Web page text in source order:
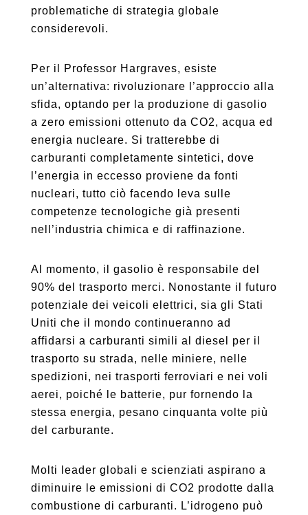
problematiche di strategia globale
considerevoli.
Per il Professor Hargraves, esiste
un’alternativa: rivoluzionare l’approccio alla
sfida, optando per la produzione di gasolio
a zero emissioni ottenuto da CO2, acqua ed
energia nucleare. Si tratterebbe di
carburanti completamente sintetici, dove
l’energia in eccesso proviene da fonti
nucleari, tutto ciò facendo leva sulle
competenze tecnologiche già presenti
nell’industria chimica e di raffinazione.
Al momento, il gasolio è responsabile del
90% del trasporto merci. Nonostante il futuro
potenziale dei veicoli elettrici, sia gli Stati
Uniti che il mondo continueranno ad
affidarsi a carburanti simili al diesel per il
trasporto su strada, nelle miniere, nelle
spedizioni, nei trasporti ferroviari e nei voli
aerei, poiché le batterie, pur fornendo la
stessa energia, pesano cinquanta volte più
del carburante.
Molti leader globali e scienziati aspirano a
diminuire le emissioni di CO2 prodotte dalla
combustione di carburanti. L’idrogeno può